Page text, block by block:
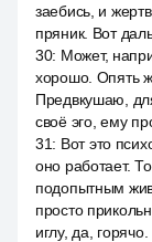
заебись, и
пряник. Вот
30: Может,
хорошо. Опять
Предвкушаю,
своё эго, ему
31: Вот это
оно работает.
подопытным
просто
иглу, да, горячо.